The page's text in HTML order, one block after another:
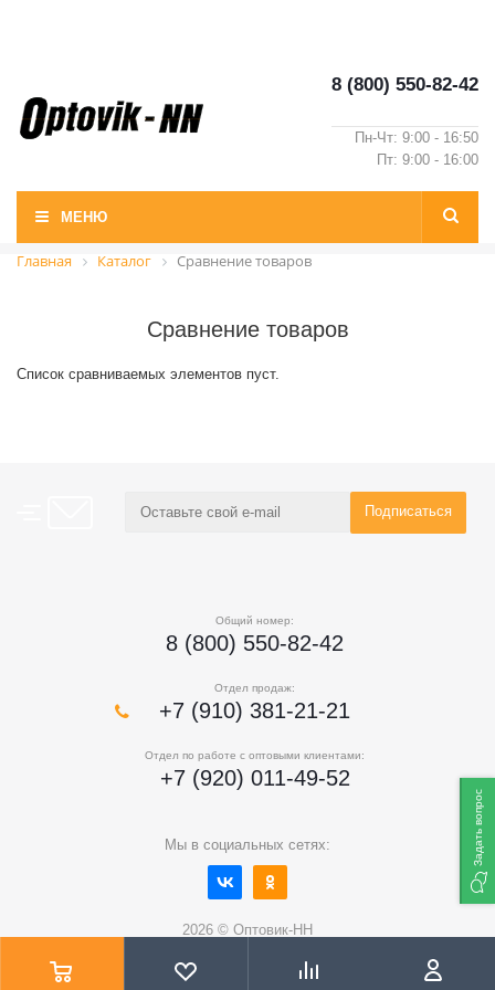
8 (800) 550-82-42
Пн-Чт: 9:00 - 16:50
Пт: 9:00 - 16:00
МЕНЮ
Главная Каталог Сравнение товаров
Сравнение товаров
Список сравниваемых элементов пуст.
Общий номер:
8 (800) 550-82-42
Отдел продаж:
+7 (910) 381-21-21
Отдел по работе с оптовыми клиентами:
+7 (920) 011-49-52
Мы в социальных сетях:
2026 © Оптовик-НН
Цены на сайте не являются публичной офертой и носят
Задать вопрос